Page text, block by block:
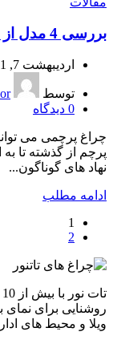
بررسی 4 مدل از بهترین تجهیزات روشنایی
اردیبهشت 7, 1401
توسط
0 دیدگاه
چراغ پرچمی می
پرچم از گذشته تا
نهاد های گوناگون...
ادامه مطلب
1
2
روشنایی برای نمای
ویلا و محیط های